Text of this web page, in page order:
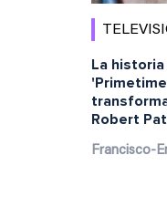
La
Robert
Francisco-